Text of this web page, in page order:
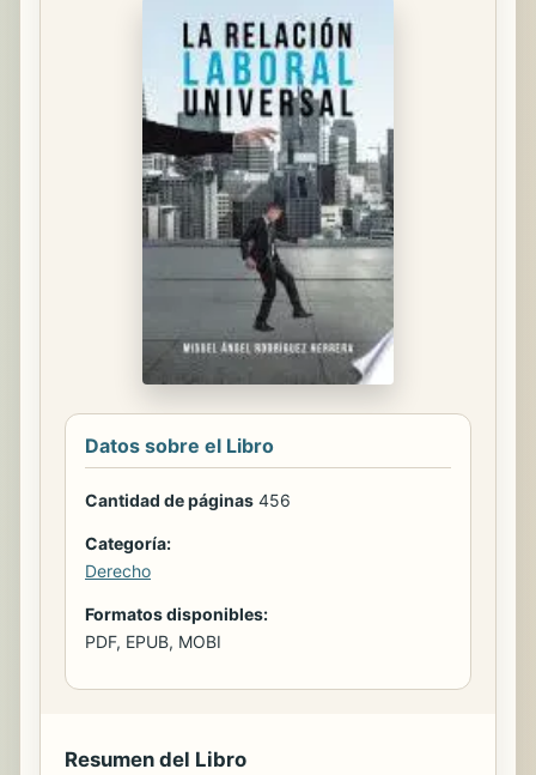
Datos sobre el Libro
Cantidad de páginas 456
Categoría:
Derecho
Formatos disponibles:
PDF, EPUB, MOBI
Resumen del Libro